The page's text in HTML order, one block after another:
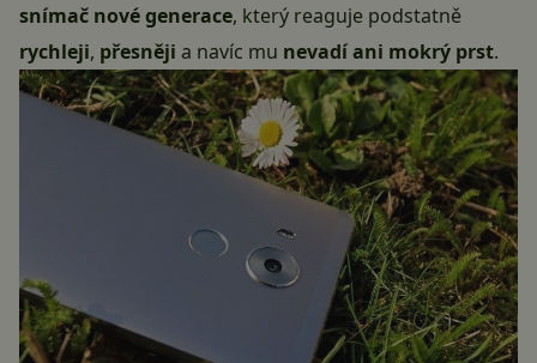
snímač nové generace, který reaguje podstatně
rychleji, přesněji a navíc mu nevadí ani mokrý prst.